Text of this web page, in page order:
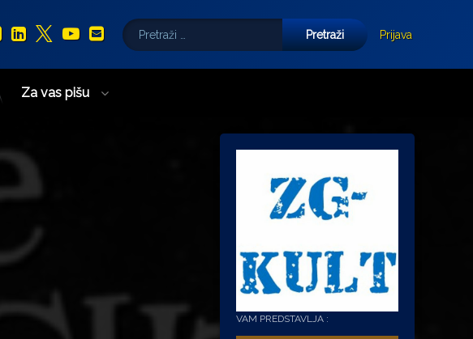
Facebook
LinkedIn
X.com
YouTube
E-mail
Pretraži:
Prijava
Za vas pišu
VAM PREDSTAVLJA :